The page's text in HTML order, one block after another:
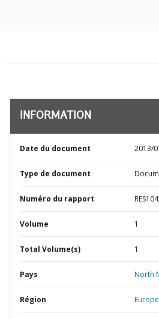
INFORMATION
Date du document 2013/
Type de document
Numéro du rapport
Volume 1
Total Volume(s) 1
Pays North
Région